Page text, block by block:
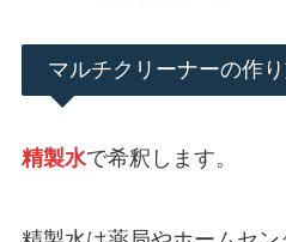
マルチクリーナーの作
精製水で希釈します。